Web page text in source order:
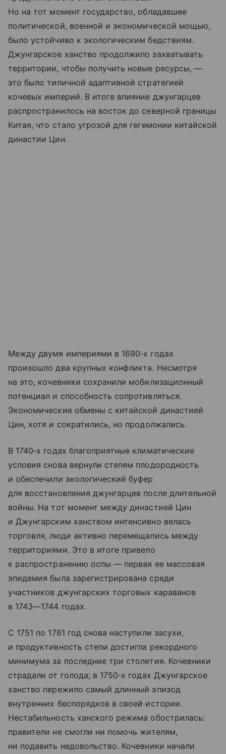
Но на тот момент государство, обладавшее
политической, военной и экономической мощью,
было устойчиво к экологическим бедствиям.
Джунгарское ханство продолжило захватывать
территории, чтобы получить новые ресурсы, —
это было типичной адаптивной стратегией
кочевых империй. В итоге влияние джунгарцев
распространилось на восток до северной границы
Китая, что стало угрозой для гегемонии китайской
династии Цин.
Между двумя империями в 1690‑х годах
произошло два крупных конфликта. Несмотря
на это, кочевники сохранили мобилизационный
потенциал и способность сопротивляться.
Экономические обмены с китайской династией
Цин, хотя и сократились, но продолжались.
В 1740‑х годах благоприятные климатические
условия снова вернули степям плодородность
и обеспечили экологический буфер
для восстановления джунгарцев после длительной
войны. На тот момент между династией Цин
и Джунгарским ханством интенсивно велась
торговля, люди активно перемещались между
территориями. Это в итоге привело
к распространению оспы — первая ее массовая
эпидемия была зарегистрирована среди
участников джунгарских торговых караванов
в 1743—1744 годах.
С 1751 по 1761 год снова наступили засухи,
и продуктивность степи достигла рекордного
минимума за последние три столетия. Кочевники
страдали от голода; в 1750‑х годах Джунгарское
ханство пережило самый длинный эпизод
внутренних беспорядков в своей истории.
Нестабильность ханского режима обострилась:
правители не смогли ни помочь жителям,
ни подавить недовольство. Кочевники начали